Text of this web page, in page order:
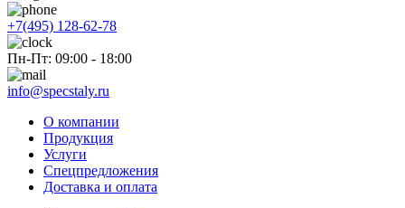
+7(495) 128-62-78
Пн-Пт: 09:00 - 18:00
info@specstaly.ru
О компании
Продукция
Услуги
Спецпредложения
Доставка и оплата